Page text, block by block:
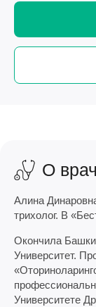
О
Алина
трихолог. В
Окончила
Университет.
Университете